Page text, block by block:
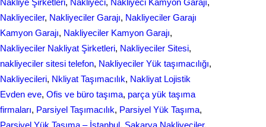
Nakliye Şirketleri, Nakliyeci, Nakliyeci Kamyon Garajı
Nakliyeciler, Nakliyeciler Garajı, Nakliyeciler Garajı
Kamyon Garajı, Nakliyeciler Kamyon Garajı
Nakliyeciler Nakliyat Şirketleri, Nakliyeciler Sitesi
nakliyeciler sitesi telefon, Nakliyeciler Yük taşımacılığı
Nakliyecileri, Nkliyat Taşımacılık, Nаkliyаt Lojistik
Evdеn eve, Ofis ve büro taşıma, parça yük taşıma
firmaları, Parsiyel Taşımacılık, Parsiyel Yük Taşıma
Parsiyel Yük Taşıma – İstanbul, Sakarya Nakliyeciler